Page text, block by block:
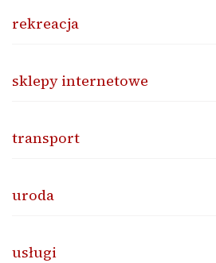
rekreacja
sklepy internetowe
transport
uroda
usługi